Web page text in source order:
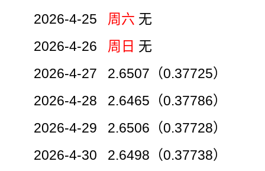
2026-4-25 周六 无
2026-4-26 周日 无
2026-4-27 2.6507（0.37725）
2026-4-28 2.6465（0.37786）
2026-4-29 2.6506（0.37728）
2026-4-30 2.6498（0.37738）